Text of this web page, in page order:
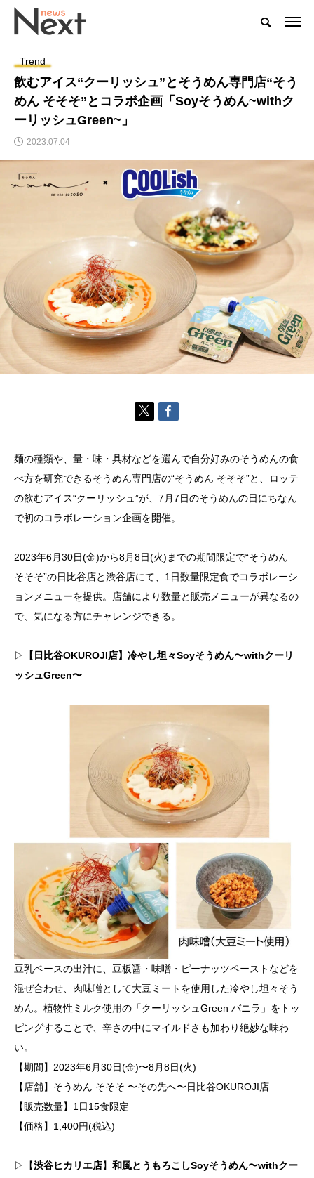
Trend
飲むアイス“クーリッシュ”とそうめん専門店“そう
めん そそそ”とコラボ企画「Soyそうめん~withク
ーリッシュGreen~」
2023.07.04
麺の種類や、量・味・具材などを選んで自分好みのそうめんの食
べ方を研究できるそうめん専門店の“そうめん そそそ”と、ロッテ
の飲むアイス“クーリッシュ”が、7月7日のそうめんの日にちなん
で初のコラボレーション企画を開催。
2023年6月30日(金)から8月8日(火)までの期間限定で“そうめん
そそそ”の日比谷店と渋谷店にて、1日数量限定食でコラボレーシ
ョンメニューを提供。店舗により数量と販売メニューが異なるの
で、気になる方にチャレンジできる。
▷
【日比谷OKUROJI店】冷やし坦々Soyそうめん〜withクーリ
ッシュGreen〜
豆乳ベースの出汁に、豆板醤・味噌・ピーナッツペーストなどを
混ぜ合わせ、肉味噌として大豆ミートを使用した冷やし坦々そう
めん。植物性ミルク使用の「クーリッシュGreen バニラ」をトッ
ピングすることで、辛さの中にマイルドさも加わり絶妙な味わ
い。
【期間】2023年6月30日(金)〜8月8日(火)
【店舗】そうめん そそそ 〜その先へ〜日比谷OKUROJI店
【販売数量】1日15食限定
【価格】1,400円(税込)
▷【渋谷ヒカリエ店】 和風とうもろこしSoyそうめん〜withクー